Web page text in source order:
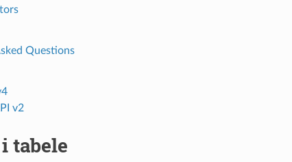
Questions
v2
tabele